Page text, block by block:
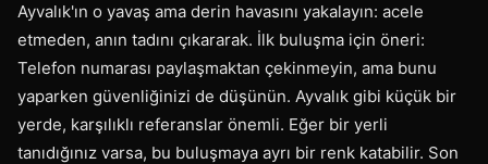
Ayvalık'ın o yavaş ama derin havasını yakalayın: acele
etmeden, anın tadını çıkararak. İlk buluşma için öneri:
Telefon numarası paylaşmaktan çekinmeyin, ama bunu
yaparken güvenliğinizi de düşünün. Ayvalık gibi küçük bir
yerde, karşılıklı referanslar önemli. Eğer bir yerli
tanıdığınız varsa, bu buluşmaya ayrı bir renk katabilir. Son